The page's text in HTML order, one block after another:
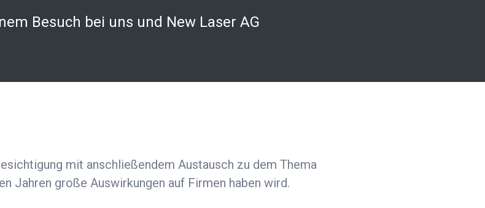
Besuch bei uns und New Laser AG
mit anschließendem Austausch zu dem Thema
Jahren große Auswirkungen auf Firmen haben wird.